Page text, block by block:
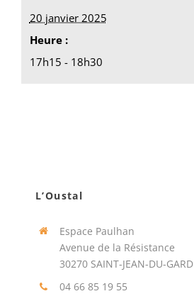
20 janvier 2025
Heure :
17h15 - 18h30
L’Oustal
Espace Paulhan
Avenue de la Résistance
30270 SAINT-JEAN-DU-GARD
04 66 85 19 55